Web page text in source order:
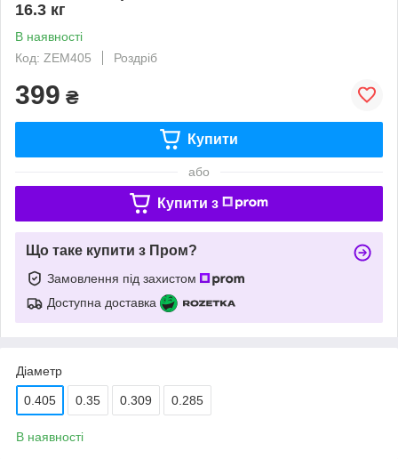
16.3 кг
В наявності
Код: ZEМ405
Роздріб
399 ₴
Купити
або
Купити з
Що таке купити з Пром?
Замовлення під захистом
Доступна доставка
Діаметр
0.405 0.35 0.309 0.285
В наявності